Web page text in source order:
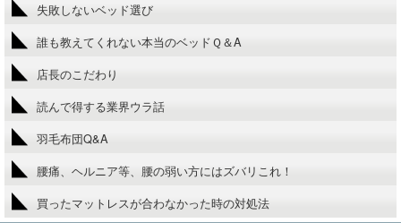
失敗しないベッド選び
誰も教えてくれない本当のベッドＱ＆A
店長のこだわり
読んで得する業界ウラ話
羽毛布団Q&A
腰痛、ヘルニア等、腰の弱い方にはズバリこれ！
買ったマットレスが合わなかった時の対処法